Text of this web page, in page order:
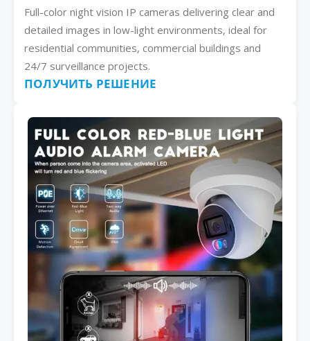
Full-color night vision IP cameras delivering clear and
detailed images in low-light environments, ideal for
residential communities, commercial buildings and
24/7 surveillance projects.
ПОЛУЧИТЬ РЕШЕНИЕ